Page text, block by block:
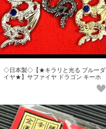
◇日本製◇【★キラリと光る ブルーダ
イヤ★】サファイヤ ドラゴン キーホ